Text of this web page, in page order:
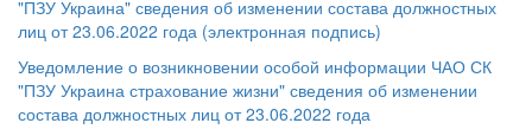
"ПЗУ Украина" сведения об изменении состава должностных
лиц от 23.06.2022 года (электронная подпись)
Уведомление о возникновении особой информации ЧАО СК
"ПЗУ Украина страхование жизни" сведения об изменении
состава должностных лиц от 23.06.2022 года